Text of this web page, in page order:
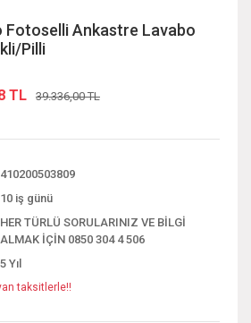
Fotoselli Ankastre Lavabo
Pilli
TL 39.336,00 TL
410200503809
10 iş günü
HER TÜRLÜ SORULARINIZ VE BİLGİ
ALMAK İÇİN 0850 304 4 506
5 Yıl
taksitlerle!!